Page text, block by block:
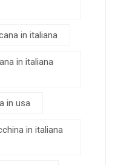
in italiana
in italiana
in usa
in italiana